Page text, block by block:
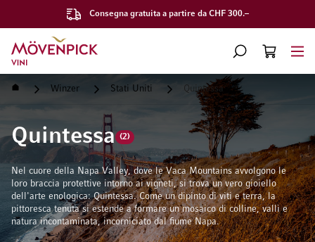
Consegna gratuita a partire da CHF 300.–
Vai alla Home Page
CERCA
CART
Home Winzer Stati Uniti Quintessa
Quintessa (2)
Nel cuore della Napa Valley, dove le Vaca Mountains avvolgono le
loro braccia protettive intorno ai vigneti, si trova un vero gioiello
dell'arte enologica: Quintessa. Come un dipinto di viti e terra, la
pittoresca tenuta si estende a formare un mosaico di colline, valli e
natura incontaminata, incorniciato dal fiume Napa.